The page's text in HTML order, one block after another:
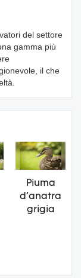
del settore
gamma più
il che
Piuma
d'anatra
grigia